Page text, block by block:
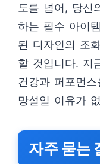
도를 넘어, 당신
하는 필수 아이
된 디자인의 조
할 것입니다. 지
건강과 퍼포먼
망설일 이유가
자주 묻는